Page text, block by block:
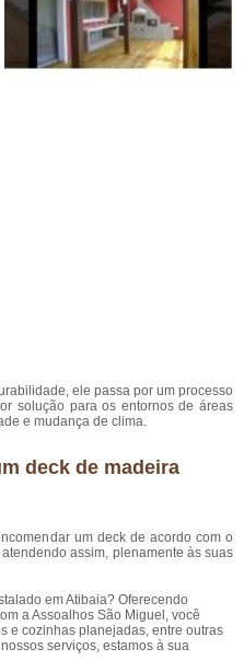
ele passa por um processo
solução para os entornos de áreas
e mudança de clima.
deck de madeira
um deck de acordo com o
assim, plenamente às suas
em Atibaia? Oferecendo
a Assoalhos São Miguel, você
e cozinhas planejadas, entre outras
serviços, estamos à sua